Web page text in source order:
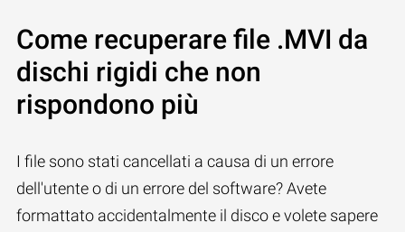
Come recuperare file .MVI da
dischi rigidi che non
rispondono più
I file sono stati cancellati a causa di un errore
dell'utente o di un errore del software? Avete
formattato accidentalmente il disco e volete sapere